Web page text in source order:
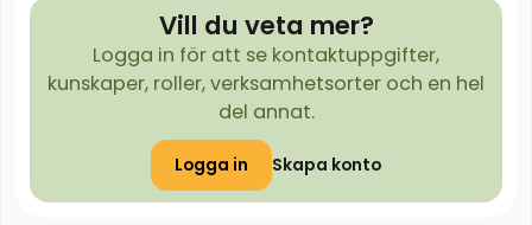
Vill du veta mer?
Logga in för att se kontaktuppgifter,
kunskaper, roller, verksamhetsorter och en hel
del annat.
Logga in Skapa konto